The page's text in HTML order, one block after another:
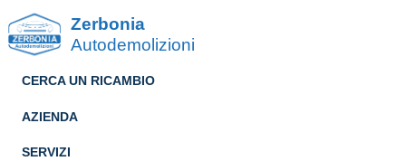
Zerbonia
Autodemolizioni
CERCA UN RICAMBIO
AZIENDA
SERVIZI